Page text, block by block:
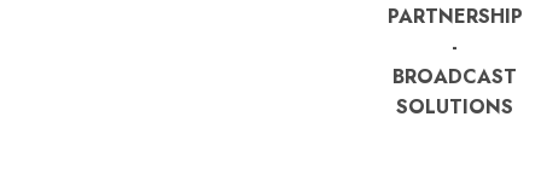
PARTNERSHIP
-
BROADCAST
SOLUTIONS